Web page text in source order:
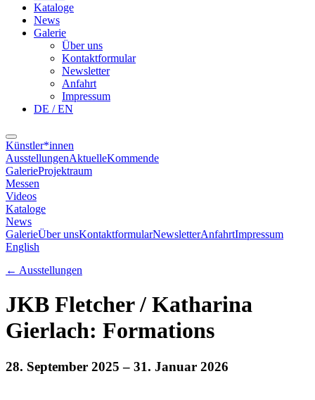
Kataloge
News
Galerie
Über uns
Kontaktformular
Newsletter
Anfahrt
Impressum
DE / EN
Künstler*innen
AusstellungenAktuelleKommende
GalerieProjektraum
Messen
Videos
Kataloge
News
GalerieÜber unsKontaktformularNewsletterAnfahrtImpressum
English
← Ausstellungen
JKB Fletcher / Katharina
Gierlach: Formations
28. September 2025 – 31. Januar 2026